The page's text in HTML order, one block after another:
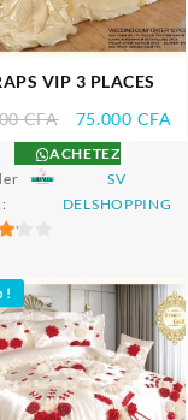
VIP 3 PLACES
CFA
Le
prix
initial
75.000 CFA
ACHETEZ
SV
DELSHOPPING
!